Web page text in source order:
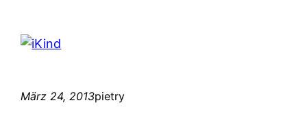
März 24, 2013pietry